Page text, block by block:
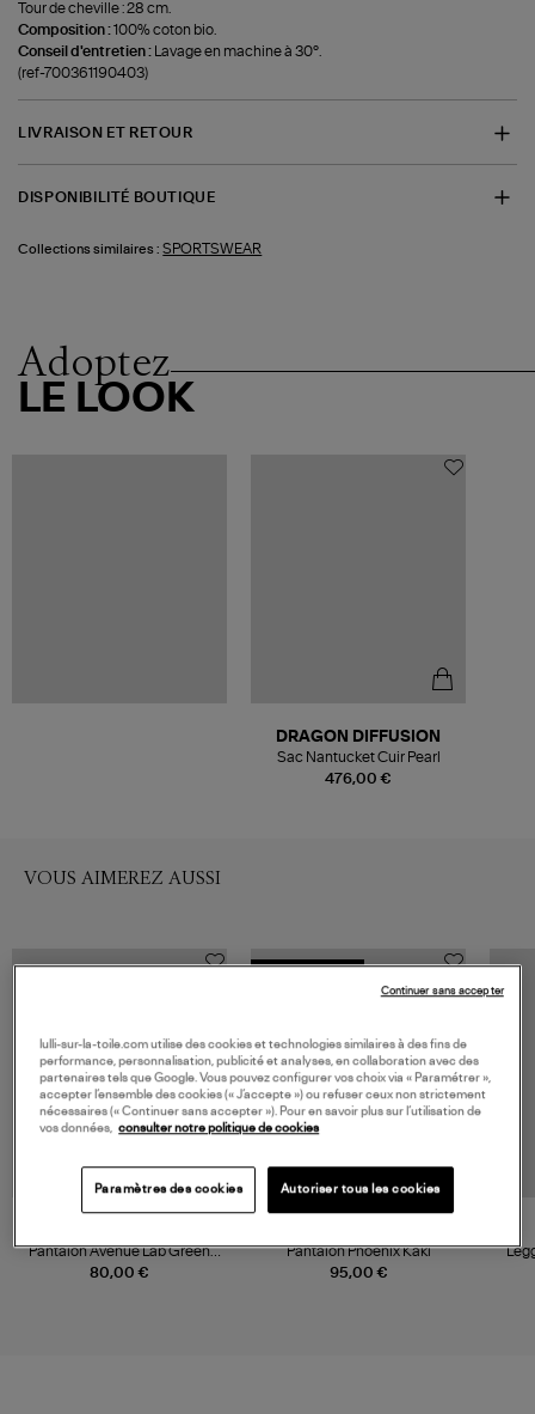
Tour de cheville : 28 cm.
Composition :100% coton bio.
Conseil d'entretien : Lavage en machine à 30°.
(ref-700361190403)
LIVRAISON ET RETOUR
DISPONIBILITÉ BOUTIQUE
Collections similaires : SPORTSWEAR
Adoptez
LE LOOK
476,00 €
DRAGON DIFFUSION
Sac Nantucket Cuir Pearl
VOUS AIMEREZ AUSSI
80,00 €
Pantalon Avenue Lab Green
Khaki
95,00 €
Pantalon Phoenix Kaki
lulli-sur-la-toile.com utilise des cookies et technologies similaires à des fins de
performance, personnalisation, publicité et analyses, en collaboration avec des
partenaires tels que Google. Vous pouvez configurer vos choix via « Paramétrer »,
accepter l’ensemble des cookies (« J’accepte ») ou refuser ceux non strictement
nécessaires (« Continuer sans accepter »). Pour en savoir plus sur l’utilisation de
vos données, consulter notre politique de cookies
Paramètres des cookies Autoriser tous les cookies
Continuer sans accepter